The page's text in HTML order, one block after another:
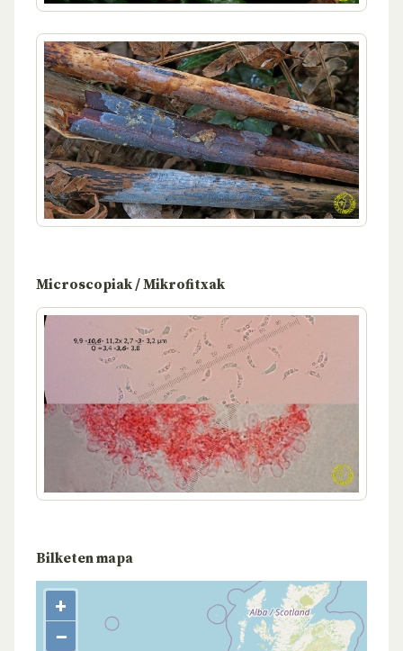
Microscopiak / Mikrofitxak
Bilketen mapa
+
−